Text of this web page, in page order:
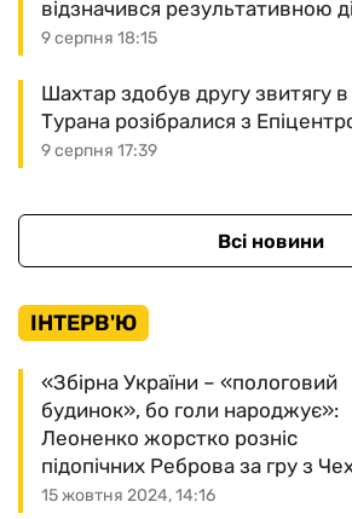
9 серпня 18:15
відзначився результативною
9 серпня 17:39
Шахтар здобув другу звитягу в
Турана розібралися з
Всі новини
ІНТЕРВ'Ю
15 жовтня 2024, 14:16
«Збірна України – «пологовий
будинок», бо голи народжує»:
Леоненко жорстко розніс
підопічних Реброва за гру з